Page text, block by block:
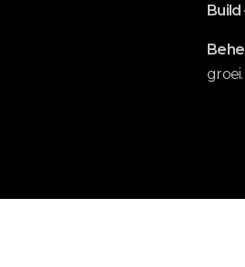
Build
groei.